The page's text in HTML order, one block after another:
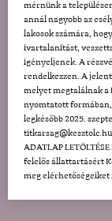
mérnünk a
annál nagyobb az
lakosok számára,
ivartalanítást,
igényeljenek. A
rendelkezzen. A
melyet megtalálnak a
nyomtatott
legkésőbb 2025.
ADATLAP
felelős állattartásért
meg elérhetőségeiket